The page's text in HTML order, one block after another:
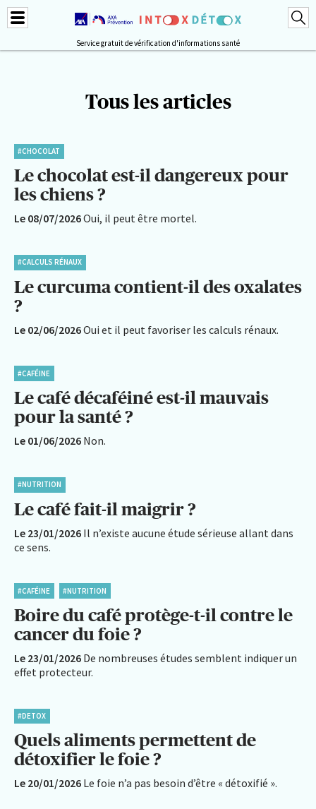
Service gratuit de vérification d'informations santé
Tous les articles
#CHOCOLAT
Le chocolat est-il dangereux pour
les chiens ?
Le 08/07/2026Oui, il peut être mortel.
#CALCULS RÉNAUX
Le curcuma contient-il des oxalates
?
Le 02/06/2026Oui et il peut favoriser les calculs rénaux.
#CAFÉINE
Le café décaféiné est-il mauvais
pour la santé ?
Le 01/06/2026 Non.
#NUTRITION
Le café fait-il maigrir ?
Le 23/01/2026 Il n’existe aucune étude sérieuse allant dans
ce sens.
#CAFÉINE #NUTRITION
Boire du café protège-t-il contre le
cancer du foie ?
Le 23/01/2026 De nombreuses études semblent indiquer un
effet protecteur.
#DETOX
Quels aliments permettent de
détoxifier le foie ?
Le 20/01/2026 Le foie n’a pas besoin d’être « détoxifié ».